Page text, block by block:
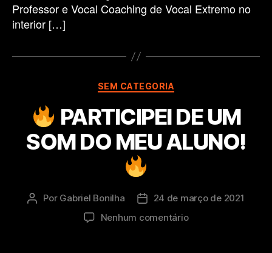
Professor e Vocal Coaching de Vocal Extremo no
interior […]
Categorias
SEM CATEGORIA
PARTICIPEI DE UM
SOM DO MEU ALUNO!
Autor
Por Gabriel Bonilha
Data24 de março de 2021
Nenhum comentárioem